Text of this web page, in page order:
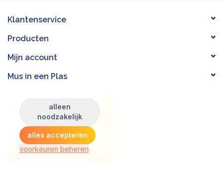
Klantenservice
Producten
Mijn account
Mus in een Plas